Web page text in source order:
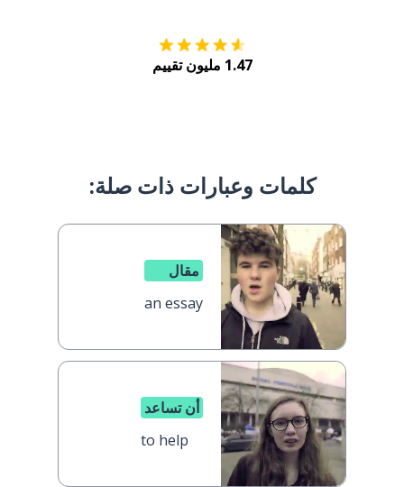
1.47 مليون تقييم
كلمات وعبارات ذات صلة:
مقال
an essay
أن تساعد
to help